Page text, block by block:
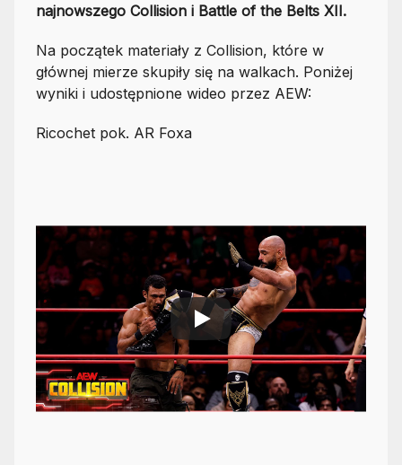
najnowszego Collision i Battle of the Belts XII.
Na początek materiały z Collision, które w
głównej mierze skupiły się na walkach. Poniżej
wyniki i udostępnione wideo przez AEW:
Ricochet pok. AR Foxa